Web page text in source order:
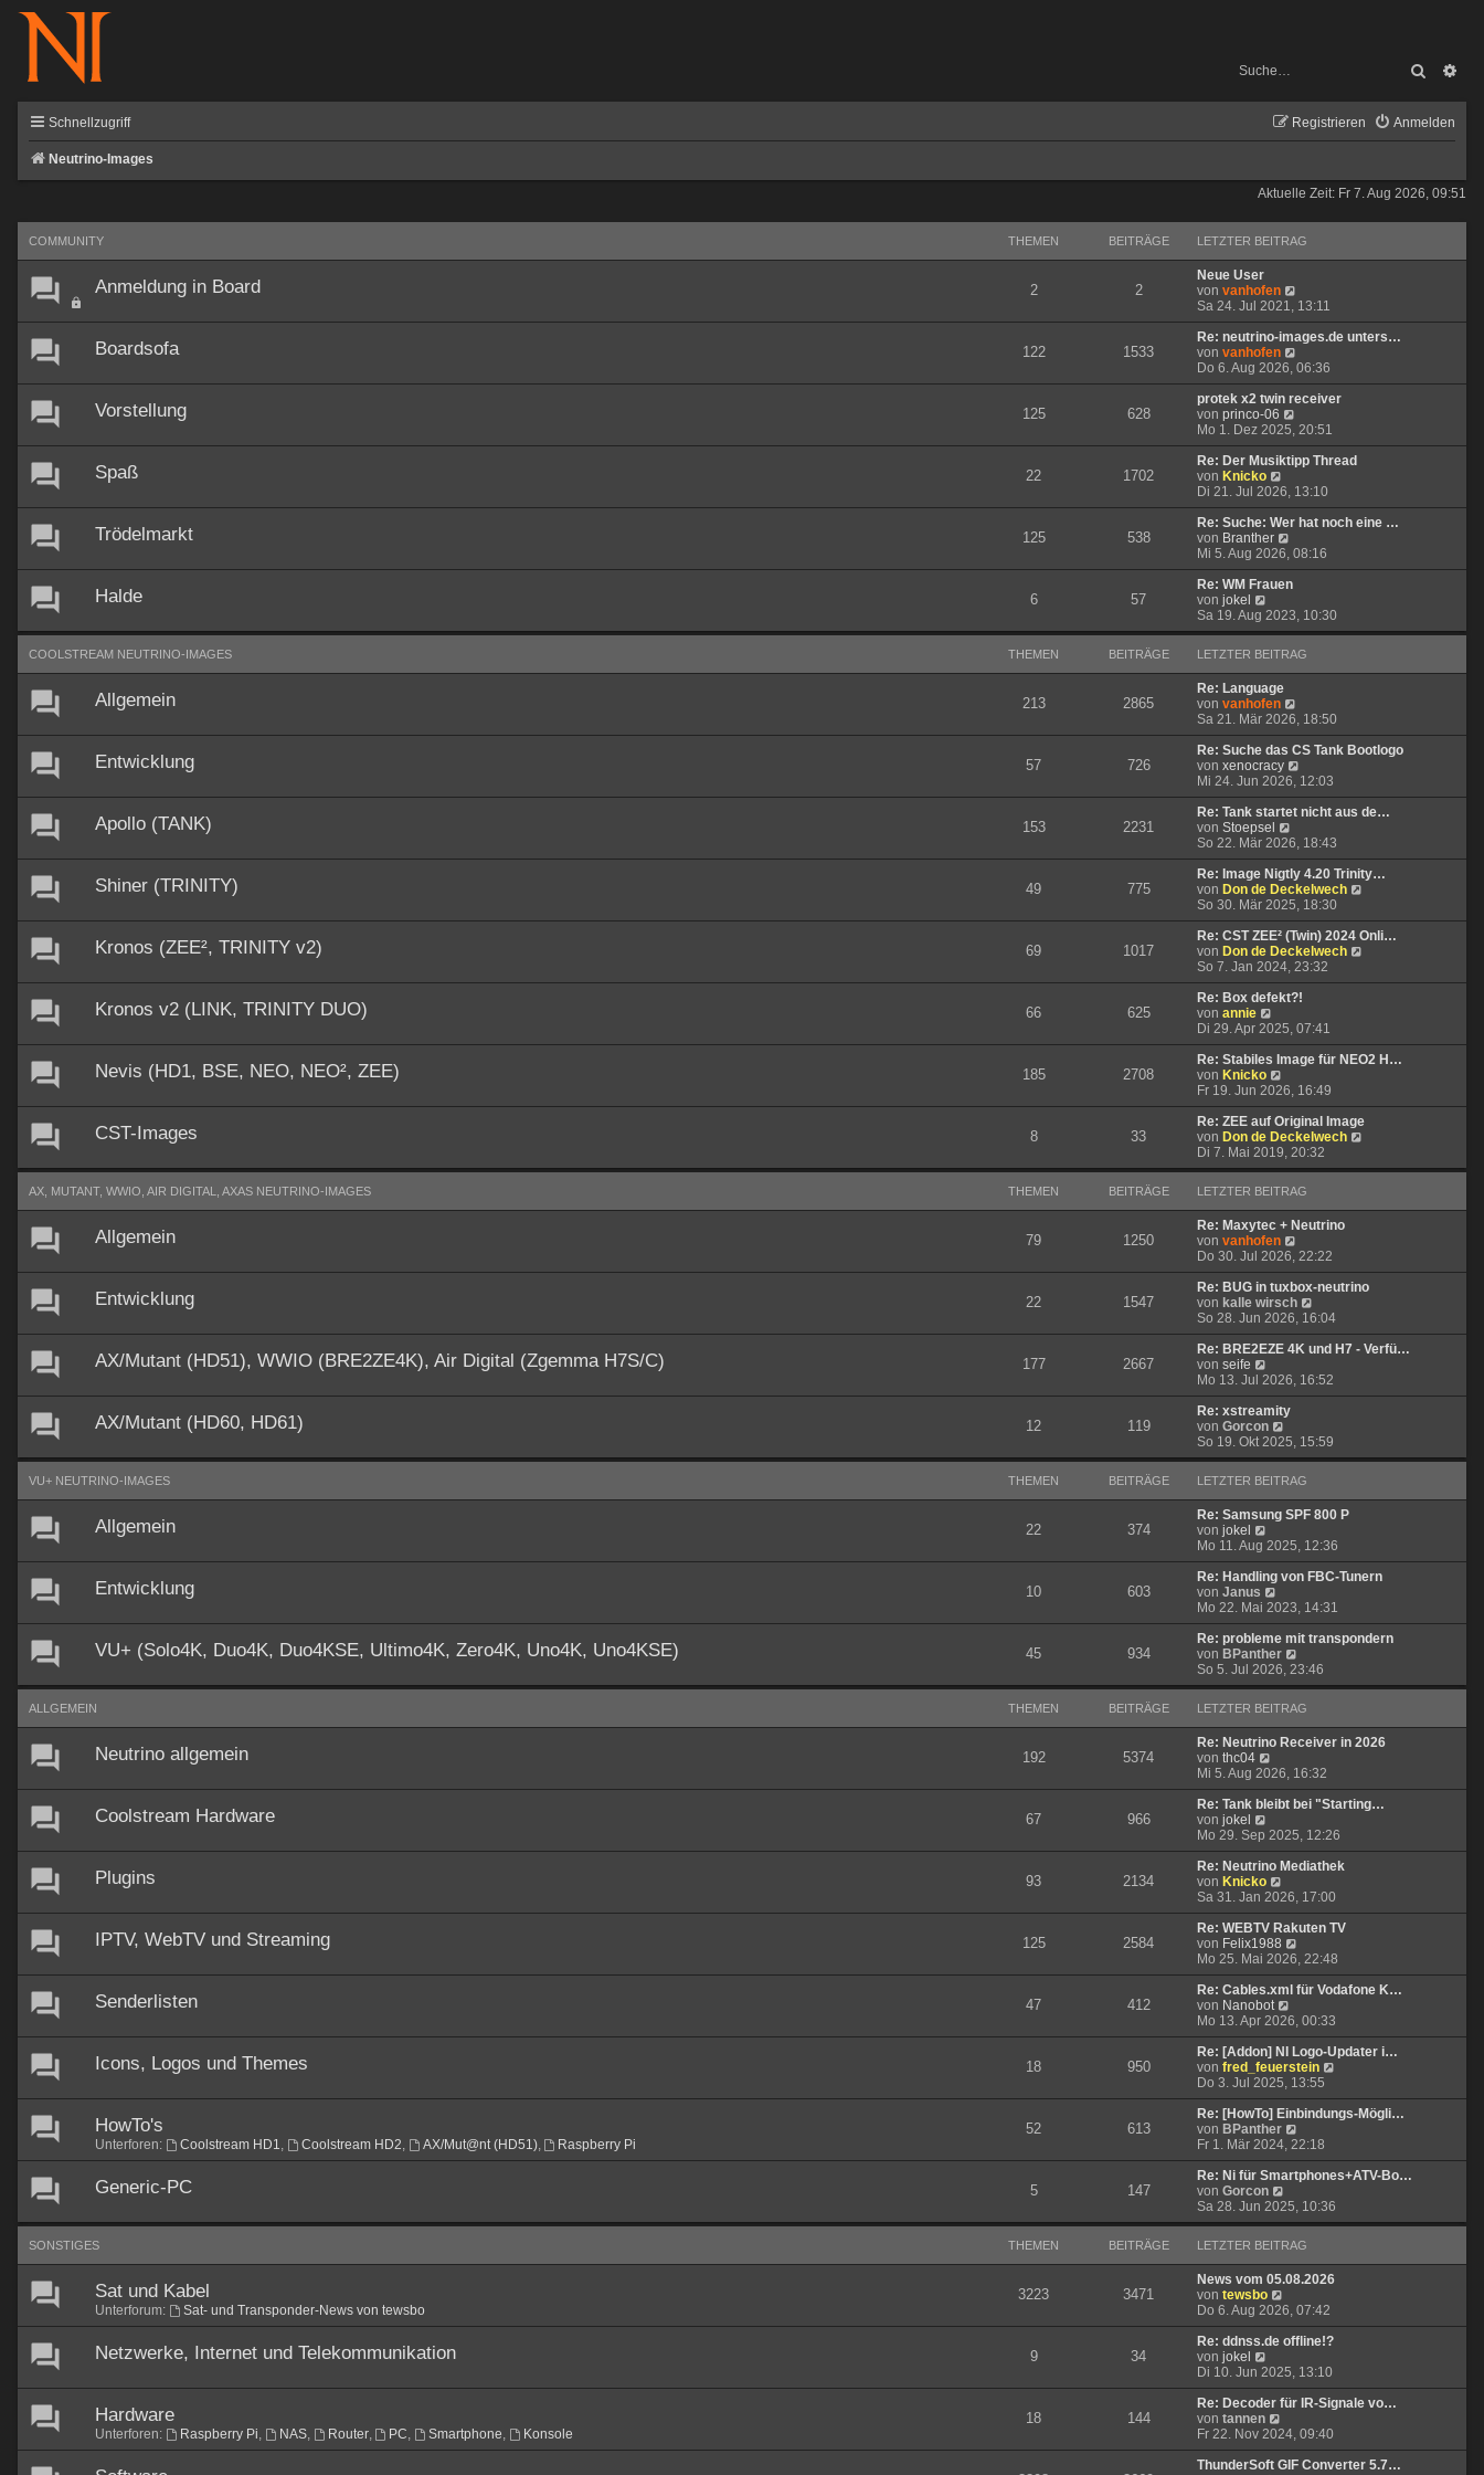
Suche
Schnellzugriff Anmelden
Registrieren
Neutrino-Images
Aktuelle Zeit: Fr 7. Aug 2026, 09:51
COMMUNITY THEMEN BEITRÄGE LETZTER BEITRAG
Anmeldung in Board 2 2
Neue User
von vanhofen
e
u
e
t
e
r
e
i
t
a
g
Sa 24. Jul 2021, 13:11
Boardsofa 122 1533
Re: neutrino-images.de unters…
von vanhofen
e
u
e
t
e
r
e
i
t
a
g
Do 6. Aug 2026, 06:36
Vorstellung 125 628
protek x2 twin receiver
von princo-06
e
u
e
t
e
r
e
i
g
Mo 1. Dez 2025, 20:51
Spaß 22 1702
Re: Der Musiktipp Thread
von Knicko
e
u
e
s
t
e
r
e
i
r
a
g
Di 21. Jul 2026, 13:10
Trödelmarkt 125 538
Re: Suche: Wer hat noch eine …
von Branther
e
u
e
t
e
B
e
t
r
a
g
Mi 5. Aug 2026, 08:16
Halde 6 57
Re: WM Frauen
von jokel
e
u
s
t
e
r
B
e
i
t
r
a
g
Sa 19. Aug 2023, 10:30
COOLSTREAM NEUTRINO-IMAGES THEMEN BEITRÄGE LETZTER BEITRAG
Allgemein 213 2865
Re: Language
von vanhofen
e
u
e
s
e
r
e
i
t
r
a
g
Sa 21. Mär 2026, 18:50
Entwicklung 57 726
Re: Suche das CS Tank Bootlogo
von xenocracy
e
u
e
e
r
B
e
i
t
r
a
g
Mi 24. Jun 2026, 12:03
Apollo (TANK) 153 2231
Re: Tank startet nicht aus de…
von Stoepsel
e
u
e
s
t
e
r
B
e
i
t
a
g
So 22. Mär 2026, 18:43
Shiner (TRINITY) 49 775
Re: Image Nigtly 4.20 Trinity…
von Don de Deckelwech
u
e
e
i
t
g
So 30. Mär 2025, 18:30
Kronos (ZEE², TRINITY v2) 69 1017
Re: CST ZEE² (Twin) 2024 Onli…
von Don de Deckelwech
u
e
r
i
t
g
So 7. Jan 2024, 23:32
Kronos v2 (LINK, TRINITY DUO) 66 625
Re: Box defekt?!
von annie
e
u
e
s
t
e
r
B
e
i
r
a
g
Di 29. Apr 2025, 07:41
Nevis (HD1, BSE, NEO, NEO², ZEE) 185 2708
Re: Stabiles Image für NEO2 H…
von Knicko
e
u
e
s
t
e
B
e
i
t
r
a
g
Fr 19. Jun 2026, 16:49
CST-Images 8 33
Re: ZEE auf Original Image
von Don de Deckelwech
u
t
e
i
a
g
Di 7. Mai 2019, 20:32
AX, MUTANT, WWIO, AIR DIGITAL, AXAS NEUTRINO-IMAGES THEMEN BEITRÄGE LETZTER BEITRAG
Allgemein 79 1250
Re: Maxytec + Neutrino
von vanhofen
e
u
e
s
e
r
e
i
a
g
Do 30. Jul 2026, 22:22
Entwicklung 22 1547
Re: BUG in tuxbox-neutrino
von kalle wirsch
e
u
e
t
e
e
i
a
g
So 28. Jun 2026, 16:04
AX/Mutant (HD51), WWIO (BRE2ZE4K), Air Digital (Zgemma H7S/C) 177 2667
Re: BRE2EZE 4K und H7 - Verfü…
von seife
e
u
e
s
t
e
B
e
i
r
a
g
Mo 13. Jul 2026, 16:52
AX/Mutant (HD60, HD61) 12 119
Re: xstreamity
von Gorcon
e
u
s
t
e
B
e
i
r
a
g
So 19. Okt 2025, 15:59
VU+ NEUTRINO-IMAGES THEMEN BEITRÄGE LETZTER BEITRAG
Allgemein 22 374
Re: Samsung SPF 800 P
von jokel
e
u
e
s
t
e
r
B
e
i
r
a
g
Mo 11. Aug 2025, 12:36
Entwicklung 10 603
Re: Handling von FBC-Tunern
von Janus
e
u
e
s
t
e
B
e
i
r
a
g
Mo 22. Mai 2023, 14:31
VU+ (Solo4K, Duo4K, Duo4KSE, Ultimo4K, Zero4K, Uno4K, Uno4KSE) 45 934
Re: probleme mit transpondern
von BPanther
e
u
s
t
e
B
e
i
r
a
g
So 5. Jul 2026, 23:46
ALLGEMEIN THEMEN BEITRÄGE LETZTER BEITRAG
Neutrino allgemein 192 5374
Re: Neutrino Receiver in 2026
von thc04
e
u
e
t
e
r
B
e
i
t
r
a
g
Mi 5. Aug 2026, 16:32
Coolstream Hardware 67 966
Re: Tank bleibt bei "Starting…
von jokel
e
u
e
s
t
e
r
B
e
i
t
r
a
g
Mo 29. Sep 2025, 12:26
Plugins 93 2134
Re: Neutrino Mediathek
von Knicko
e
u
e
s
t
e
r
B
e
i
t
r
a
g
Sa 31. Jan 2026, 17:00
IPTV, WebTV und Streaming 125 2584
Re: WEBTV Rakuten TV
von Felix1988
e
u
e
e
r
B
e
i
t
a
g
Mo 25. Mai 2026, 22:48
Senderlisten 47 412
Re: Cables.xml für Vodafone K…
von Nanobot
e
u
e
s
t
e
r
B
e
i
t
a
g
Mo 13. Apr 2026, 00:33
Icons, Logos und Themes 18 950
Re: [Addon] NI Logo-Updater i…
von fred_feuerstein
u
e
e
r
i
a
Do 3. Jul 2025, 13:55
HowTo's
Unterforen: Coolstream HD1, Coolstream HD2, AX/Mut@nt (HD51), Raspberry Pi
52 613
Re: [HowTo] Einbindungs-Mögli…
von BPanther
e
u
e
e
B
e
i
r
a
g
Fr 1. Mär 2024, 22:18
Generic-PC 5 147
Re: Ni für Smartphones+ATV-Bo…
von Gorcon
e
u
s
t
e
B
e
i
r
a
g
Sa 28. Jun 2025, 10:36
SONSTIGES THEMEN BEITRÄGE LETZTER BEITRAG
Sat und Kabel
Unterforum: Sat- und Transponder-News von tewsbo
3223 3471
News vom 05.08.2026
von tewsbo
e
u
e
t
e
r
e
i
t
Do 6. Aug 2026, 07:42
Netzwerke, Internet und Telekommunikation 9 34
Re: ddnss.de offline!?
von jokel
e
u
e
s
t
e
r
Di 10. Jun 2025, 13:10
Hardware
Unterforen: Raspberry Pi, NAS, Router, PC, Smartphone, Konsole
18 144
Re: Decoder für IR-Signale vo…
von tannen
e
u
e
Fr 22. Nov 2024, 09:40
ThunderSoft GIF Converter 5.7…